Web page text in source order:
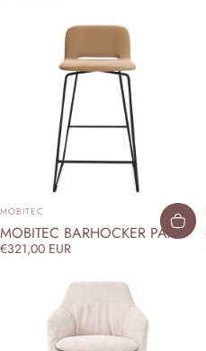
ANBIETER:
MOBITEC
MOBITEC BARHOCKER PAMP
€321,00 EUR